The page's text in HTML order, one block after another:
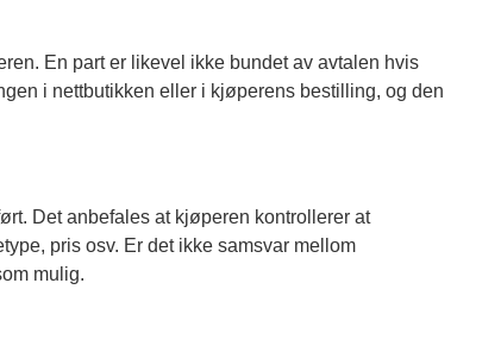
En part er likevel ikke bundet av avtalen hvis
i nettbutikken eller i kjøperens bestilling, og den
Det anbefales at kjøperen kontrollerer at
pris osv. Er det ikke samsvar mellom
mulig.